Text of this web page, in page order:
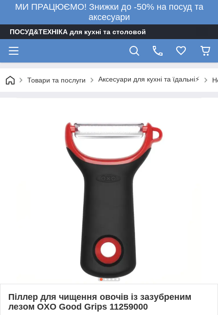
МИ ПРАЦЮЄМО! Знижки до -50% на посуд та
аксесуари
ПОСУД&ТЕХНІКА для кухні та столовой
Товари та послуги Аксесуари для кухні та їдальні⚡
Піллер для чищення овочів із зазубреним
лезом OXO Good Grips 11259000